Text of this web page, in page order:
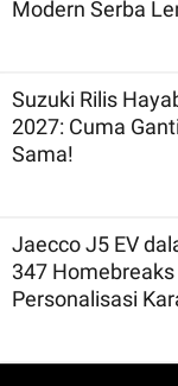
Modern Serba
Suzuki Rilis
2027: Cuma
Sama!
Jaecco J5 EV
347
Personalisasi